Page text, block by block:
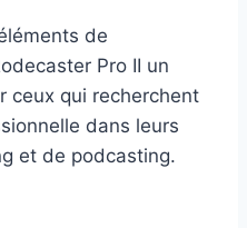
de
Pro II un
ceux qui recherchent
dans leurs
et de podcasting.